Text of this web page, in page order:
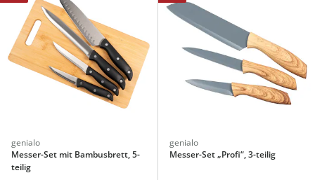
genialo
Messer-Set mit Bambusbrett, 5-
teilig
genialo
Messer-Set „Profi“, 3-teilig